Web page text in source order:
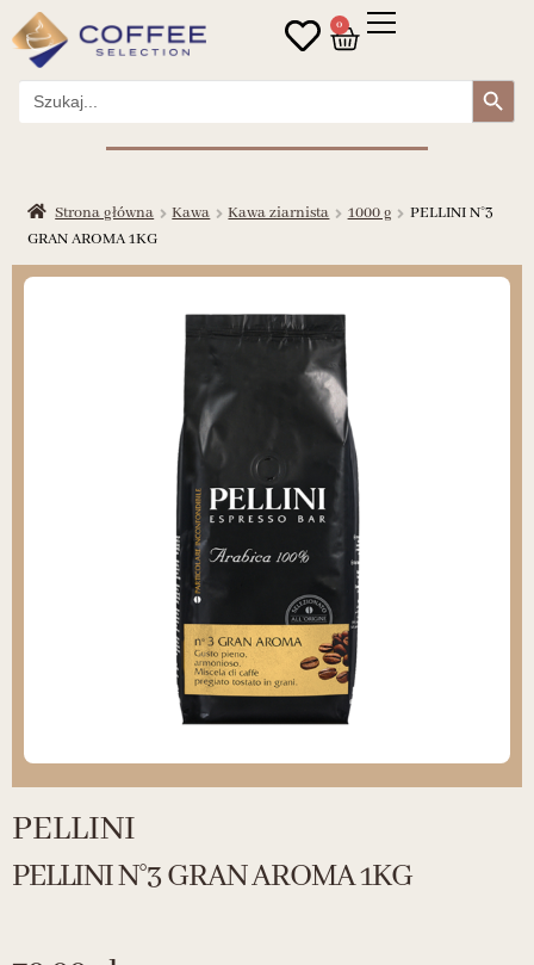
0
Search
for:
Search Button
Strona główna Kawa Kawa ziarnista 1000 g
PELLINI N°3
GRAN AROMA 1KG
PELLINI
PELLINI N°3 GRAN AROMA 1KG